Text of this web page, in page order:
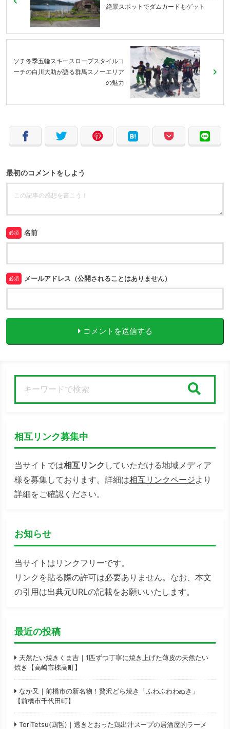
絶景スポットでダムカードもゲット
ソチ冬季五輪スキースロープスタイルコ
ーチの白川大助が語る群馬スノーエリア
の魅力
最初のコメントをしよう
必須 名前
必須 メールアドレス（公開されることはありません）
コメントを送信する
相互リンク募集中
当サイトでは相互リンク していただける地域メディア
様を募集しております。詳細は相互リンクページより
詳細をご確認ください。
お知らせ
当サイトはリンクフリーです。
リンクを貼る際の許可は必要ありません。なお、本文
の引用は出典元URLの記載をお願いいたします。
最近の投稿
天然たい焼きくま吉｜1匹ずつ丁寧に焼き上げた薄皮の天然たい
焼き【高崎市棟高町】
なか又｜前橋市の新名物！贅沢どら焼き「ふわふわわぬき」
【前橋市千代田町】
ToriTetsu(鶏哲)｜透きとおった鶏出汁スープの居酒屋的ラーメ